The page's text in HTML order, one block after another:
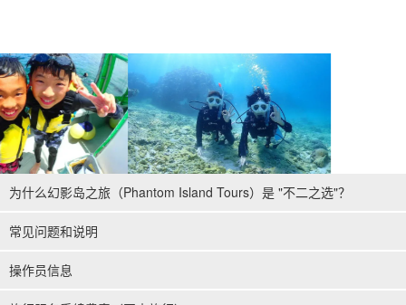
为什么幻影岛之旅（Phantom Island Tours）是 "不二之选"？
常见问题和说明
操作员信息